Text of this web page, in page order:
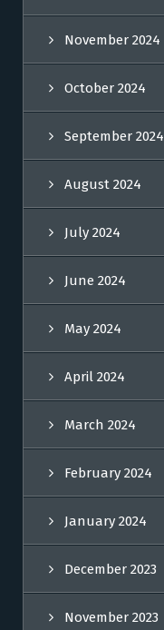
November 2024
October 2024
September 2024
August 2024
July 2024
June 2024
May 2024
April 2024
March 2024
February 2024
January 2024
December 2023
November 2023